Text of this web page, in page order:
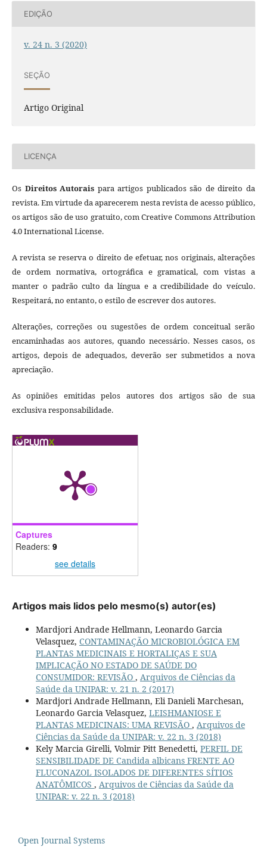
EDIÇÃO
v. 24 n. 3 (2020)
SEÇÃO
Artigo Original
LICENÇA
Os Direitos Autorais para artigos publicados são de direito da
revista. Em virtude da aparecerem nesta revista de acesso público,
os artigos são de uso gratuito, com Creative Commons Attribution
4.0 International License.
A revista se reserva o direito de efetuar, nos originais, alterações
de ordem normativa, ortográfica e gramatical, com vistas a
manter o padrão culto da língua e a credibilidade do veículo.
Respeitará, no entanto, o estilo de escrever dos autores.
Alterações, correções ou sugestões de ordem conceitual serão
encaminhadas aos autores, quando necessário. Nesses casos, os
artigos, depois de adequados, deverão ser submetidos a nova
apreciação.
As opiniões emitidas pelos autores dos artigos são de sua
exclusiva responsabilidade.
Captures
Readers: 9
see details
Artigos mais lidos pelo mesmo(s) autor(es)
Mardjori Andrade Hellmann, Leonardo Garcia
Velasquez, CONTAMINAÇÃO MICROBIOLÓGICA EM
PLANTAS MEDICINAIS E HORTALIÇAS E SUA
IMPLICAÇÃO NO ESTADO DE SAÚDE DO
CONSUMIDOR: REVISÃO , Arquivos de Ciências da
Saúde da UNIPAR: v. 21 n. 2 (2017)
Mardjori Andrade Hellmann, Eli Danieli Marchesan,
Leonardo Garcia Velasquez, LEISHMANIOSE E
PLANTAS MEDICINAIS: UMA REVISÃO , Arquivos de
Ciências da Saúde da UNIPAR: v. 22 n. 3 (2018)
Kely Marcia Girelli, Volmir Pitt Benedetti, PERFIL DE
SENSIBILIDADE DE Candida albicans FRENTE AO
FLUCONAZOL ISOLADOS DE DIFERENTES SÍTIOS
ANATÔMICOS , Arquivos de Ciências da Saúde da
UNIPAR: v. 22 n. 3 (2018)
Open Journal Systems